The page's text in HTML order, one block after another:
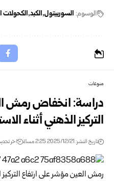
الوسوم: السوربيتول الكبد الكحولات
منوعات
دراسة: انخفاض رمش
التركيز الذهني أثناء
تاريخ النشر: 2025/12/21 2:25 مساءً اخر تحديث: 2025/12/21